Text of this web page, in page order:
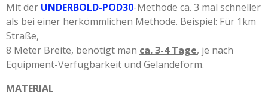
Mit der UNDERBOLD-POD30-Methode ca. 3 mal schneller
als bei einer herkömmlichen Methode. Beispiel: Für 1km
Straße,
8 Meter Breite, benötigt man ca. 3-4 Tage, je nach
Equipment-Verfügbarkeit und Geländeform.
MATERIAL